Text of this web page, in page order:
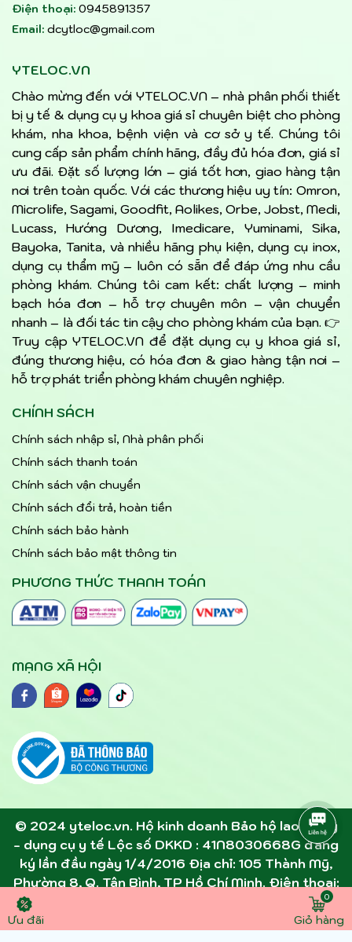
Ưu đãi Giỏ hàng
0
Điện thoại: 0945891357
Email: dcytloc@gmail.com
YTELOC.VN
Chào mừng đến với YTELOC.VN – nhà phân phối thiết
bị y tế & dụng cụ y khoa giá sỉ chuyên biệt cho phòng
khám, nha khoa, bệnh viện và cơ sở y tế. Chúng tôi
cung cấp sản phẩm chính hãng, đầy đủ hóa đơn, giá sỉ
ưu đãi. Đặt số lượng lớn – giá tốt hơn, giao hàng tận
nơi trên toàn quốc. Với các thương hiệu uy tín: Omron,
Microlife, Sagami, Goodfit, Aolikes, Orbe, Jobst, Medi,
Lucass, Hướng Dương, Imedicare, Yuminami, Sika,
Bayoka, Tanita, và nhiều hãng phụ kiện, dụng cụ inox,
dụng cụ thẩm mỹ – luôn có sẵn để đáp ứng nhu cầu
phòng khám. Chúng tôi cam kết: chất lượng – minh
bạch hóa đơn – hỗ trợ chuyên môn – vận chuyển
nhanh – là đối tác tin cậy cho phòng khám của bạn. 👉
Truy cập YTELOC.VN để đặt dụng cụ y khoa giá sỉ,
đúng thương hiệu, có hóa đơn & giao hàng tận nơi –
hỗ trợ phát triển phòng khám chuyên nghiệp.
CHÍNH SÁCH
Chính sách nhập sỉ, Nhà phân phối
Chính sách thanh toán
Chính sách vận chuyển
Chính sách đổi trả, hoàn tiền
Chính sách bảo hành
Chính sách bảo mật thông tin
PHƯƠNG THỨC THANH TOÁN
MẠNG XÃ HỘI
© 2024 yteloc.vn. Hộ kinh doanh Bảo hộ lao động
- dụng cụ y tế Lộc số DKKD : 41N8030668G đăng
ký lần đầu ngày 1/4/2016 Địa chỉ: 105 Thành Mỹ,
Phường 8, Q. Tân Bình, TP Hồ Chí Minh. Điện thoại: